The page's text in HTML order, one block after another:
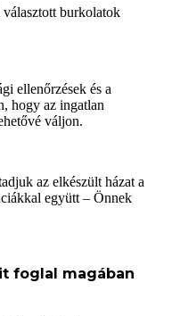
választott burkolatok
ellenőrzések és a
hogy az ingatlan
váljon.
az elkészült házat a
együtt – Önnek
foglal magában